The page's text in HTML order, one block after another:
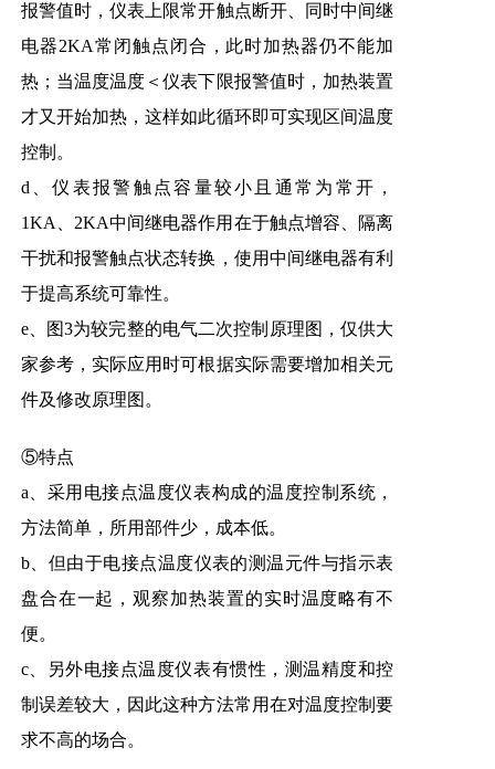
报警值时，仪表上限常开触点断开、同时中间继
电器2KA常闭触点闭合，此时加热器仍不能加
热；当温度温度＜仪表下限报警值时，加热装置
才又开始加热，这样如此循环即可实现区间温度
控制。
d、仪表报警触点容量较小且通常为常开，
1KA、2KA中间继电器作用在于触点增容、隔离
干扰和报警触点状态转换，使用中间继电器有利
于提高系统可靠性。
e、图3为较完整的电气二次控制原理图，仅供大
家参考，实际应用时可根据实际需要增加相关元
件及修改原理图。
⑤特点
a、采用电接点温度仪表构成的温度控制系统，
方法简单，所用部件少，成本低。
b、但由于电接点温度仪表的测温元件与指示表
盘合在一起，观察加热装置的实时温度略有不
便。
c、另外电接点温度仪表有惯性，测温精度和控
制误差较大，因此这种方法常用在对温度控制要
求不高的场合。